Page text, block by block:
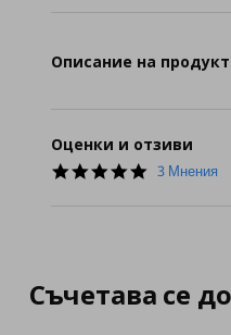
Описание на
Оценки и отзиви
5.0
3 Мнения
Съчетава се